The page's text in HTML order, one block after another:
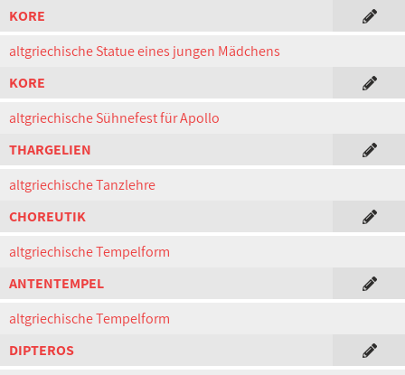
KORE
altgriechische Statue eines jungen Mädchens
KORE
altgriechische Sühnefest für Apollo
THARGELIEN
altgriechische Tanzlehre
CHOREUTIK
altgriechische Tempelform
ANTENTEMPEL
altgriechische Tempelform
DIPTEROS